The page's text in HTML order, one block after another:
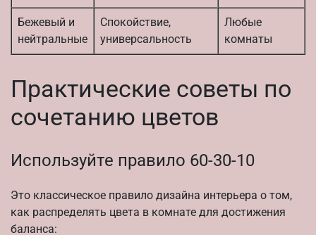
Бежевый и
нейтральные
Спокойствие,
универсальность
Любые
комнаты
Практические советы по
сочетанию цветов
Используйте правило 60-30-10
Это классическое правило дизайна интерьера о том,
как распределять цвета в комнате для достижения
баланса: